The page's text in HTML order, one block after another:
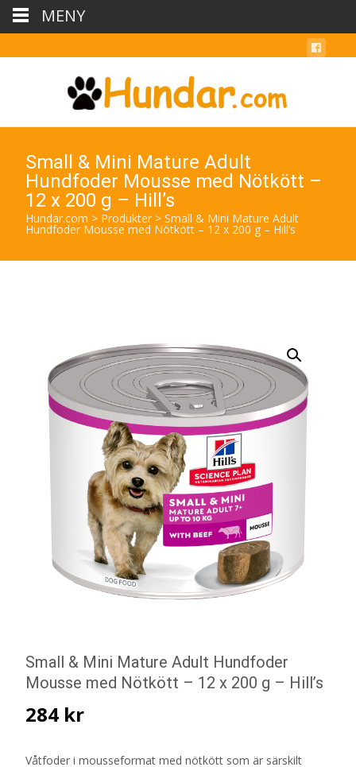
Small & Mini Mature Adult
Hundfoder Mousse med Nötkött –
12 x 200 g – Hill’s
Hundar.com > Produkter > Small & Mini Mature Adult
Hundfoder Mousse med Nötkött – 12 x 200 g – Hill’s
Small & Mini Mature Adult Hundfoder
Mousse med Nötkött – 12 x 200 g – Hill’s
284 kr
Våtfoder i mousseformat med nötkött som är särskilt
MENY